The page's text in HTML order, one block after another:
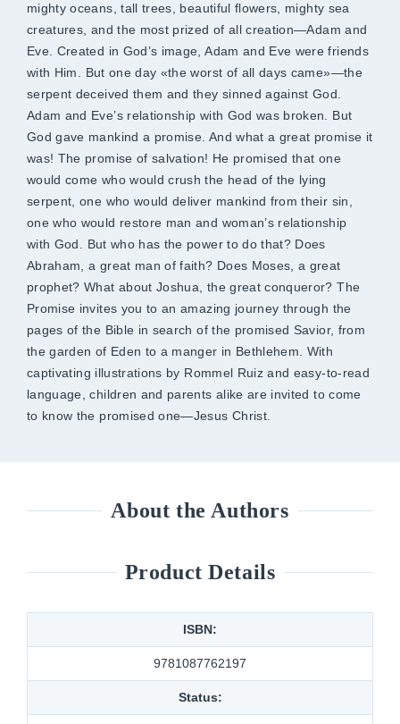
mighty oceans, tall trees, beautiful flowers, mighty sea
creatures, and the most prized of all creation―Adam and
Eve. Created in God’s image, Adam and Eve were friends
with Him. But one day «the worst of all days came»―the
serpent deceived them and they sinned against God.
Adam and Eve’s relationship with God was broken. But
God gave mankind a promise. And what a great promise it
was! The promise of salvation! He promised that one
would come who would crush the head of the lying
serpent, one who would deliver mankind from their sin,
one who would restore man and woman’s relationship
with God. But who has the power to do that? Does
Abraham, a great man of faith? Does Moses, a great
prophet? What about Joshua, the great conqueror? The
Promise invites you to an amazing journey through the
pages of the Bible in search of the promised Savior, from
the garden of Eden to a manger in Bethlehem. With
captivating illustrations by Rommel Ruiz and easy-to-read
language, children and parents alike are invited to come
to know the promised one―Jesus Christ.
About the Authors
Product Details
ISBN:
9781087762197
Status: